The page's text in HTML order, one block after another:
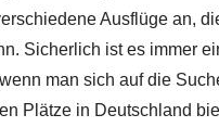
Ausflüge an,
Sicherlich ist es immer
man sich auf die
Plätze in Deutschland